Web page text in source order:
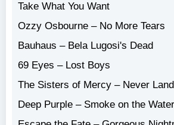
Take What You Want
Ozzy Osbourne – No More Tears
Bauhaus – Bela Lugosi's Dead
69 Eyes – Lost Boys
The Sisters of Mercy – Never Land
Deep Purple – Smoke on the Water